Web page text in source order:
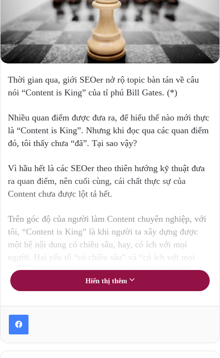
Thời gian qua, giới SEOer nở rộ topic bàn tán về câu
nói “Content is King” của tỉ phú Bill Gates. (*)
Nhiều quan điểm được đưa ra, để hiểu thế nào mới thực
là “Content is King”. Nhưng khi đọc qua các quan điểm
đó, tôi thấy chưa “đã”. Tại sao vậy?
Vì hầu hết là các SEOer theo thiên hướng kỹ thuật đưa
ra quan điểm, nên cuối cùng, cái chất thực sự của
Content chưa được lột tả hết.
Trên góc độ của người làm Content chuyên nghiệp, với
tôi, “Content is King” là khi người ta xây dựng được
một hệ nội dung có chiều sâu, hay, có ích với mọi
người. Hai yếu tố “có chiều sâu” và “có ích với mọi
người” thì tôi không bàn nữa, vì nó khá rõ ràng và dễ
hiểu với những người làm SEO, làm Content rồi.
Vậy thế nào là Content hay?
Vấn đề nằm ở đó, bởi nếu không phải là người làm
Content chuyên nghiệp, chưa từng suy tư, ngẫm nghĩ,
Hiển thị thêm